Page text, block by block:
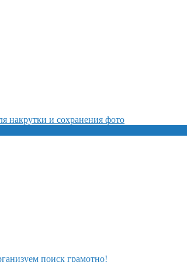
накрутки и сохранения фото
поиск грамотно!